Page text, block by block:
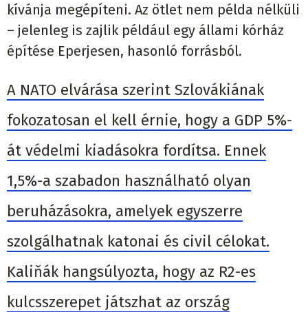
kívánja megépíteni. Az ötlet nem példa nélküli
– jelenleg is zajlik például egy állami kórház
építése Eperjesen, hasonló forrásból.
A NATO elvárása szerint Szlovákiának
fokozatosan el kell érnie, hogy a GDP 5%-
át védelmi kiadásokra fordítsa. Ennek
1,5%-a szabadon használható olyan
beruházásokra, amelyek egyszerre
szolgálhatnak katonai és civil célokat.
Kaliňák hangsúlyozta, hogy az R2-es
kulcsszerepet játszhat az ország